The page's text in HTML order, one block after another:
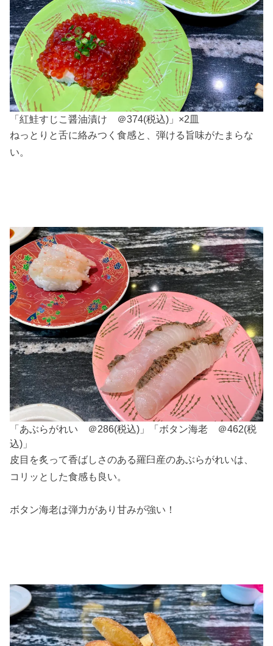
「紅鮭すじこ醤油漬け ＠374(税込)」×2皿
ねっとりと舌に絡みつく食感と、弾ける旨味がたまらな
い。
「あぶらがれい ＠286(税込)」「ボタン海老 ＠462(税
込)」
皮目を炙って香ばしさのある羅臼産のあぶらがれいは、
コリッとした食感も良い。
ボタン海老は弾力があり甘みが強い！